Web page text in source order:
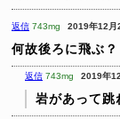
返信 743mg 2019年12月
何故後ろに飛ぶ？
返信 743mg 2019年
岩があって跳